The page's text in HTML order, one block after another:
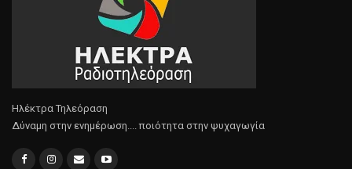
Ηλέκτρα Τηλεόραση
Δύναμη στην ενημέρωση.... ποιότητα στην ψυχαγωγία